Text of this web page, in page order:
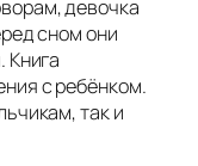
девочка
сном они
Книга
с ребёнком.
так и